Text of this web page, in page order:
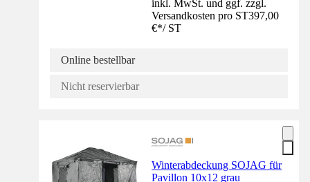
inkl. MwSt. und ggf. zzgl.
Versandkosten pro ST397,00
€*/ ST
Online bestellbar
Nicht reservierbar
Winterabdeckung SOJAG für
Pavillon 10x12 grau